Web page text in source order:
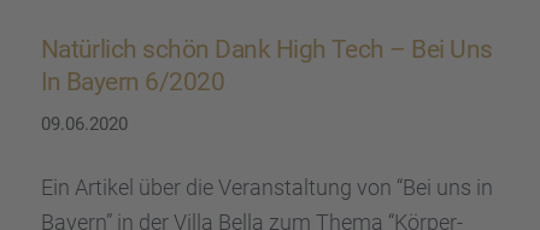
Natür­lich schön Dank High Tech – Bei Uns
In Bayern 6/2020
09.06.2020
Ein Artikel über die Veran­stal­tung von “Bei uns in
Bayern” in der Villa Bella zum Thema “Körper­